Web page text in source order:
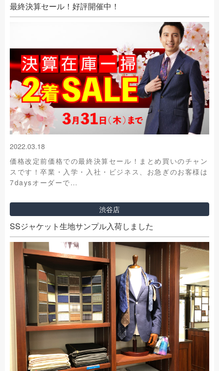
最終決算セール！好評開催中！
2022.03.18
価格改定前価格での最終決算セール！まとめ買いのチャン
スです！卒業・入学・入社・ビジネス、お急ぎのお客様は
7daysオーダーで…
渋谷店
SSジャケット生地サンプル入荷しました